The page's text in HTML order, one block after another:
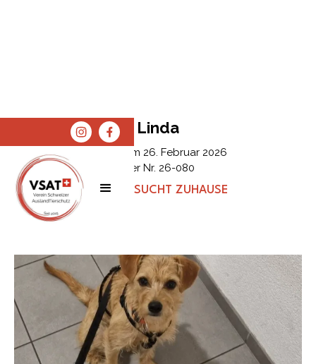
SPENDEN
SHOP
Linda
Erfasst am 26. Februar 2026
Tier Nr. 26-080
STATUS: SUCHT ZUHAUSE